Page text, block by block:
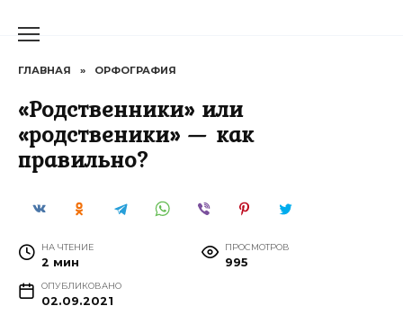
ГЛАВНАЯ » ОРФОГРАФИЯ
«Родственники» или
«родственики» — как
правильно?
НА ЧТЕНИЕ
2 мин
ПРОСМОТРОВ
995
ОПУБЛИКОВАНО
02.09.2021